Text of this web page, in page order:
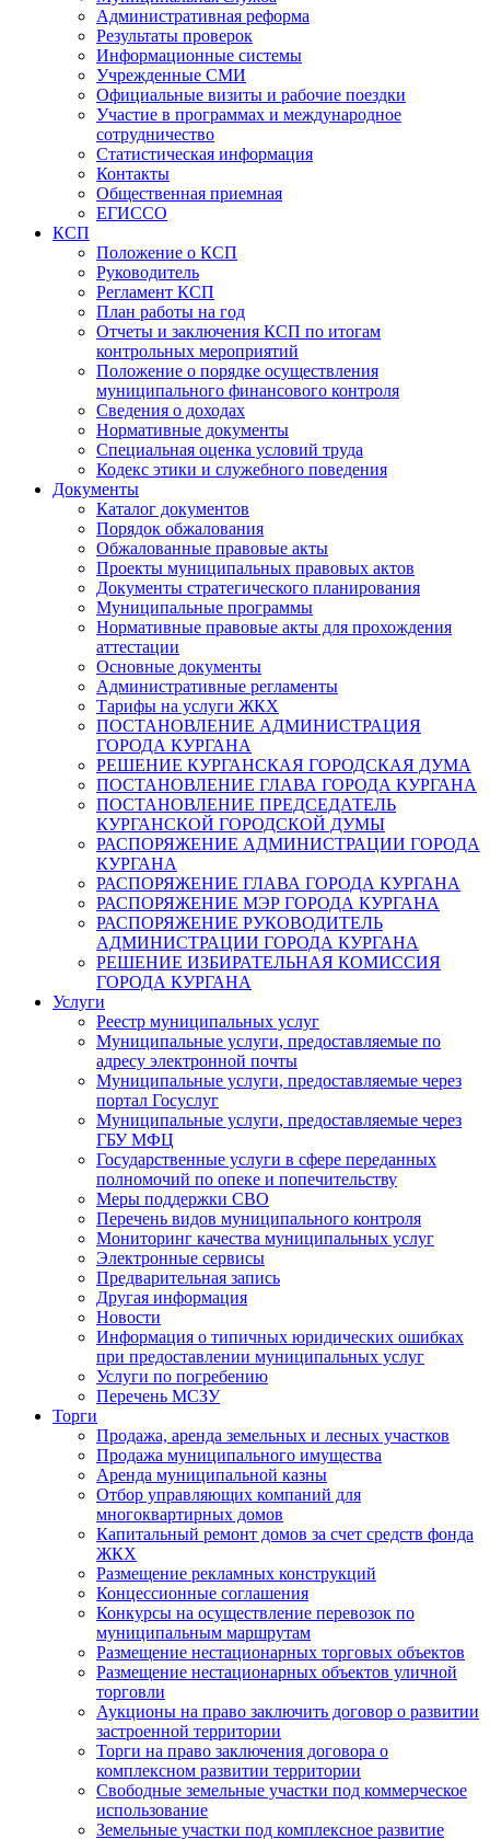
Административная реформа
Результаты проверок
Информационные системы
Учрежденные СМИ
Официальные визиты и рабочие поездки
Участие в программах и международное
сотрудничество
Статистическая информация
Контакты
Общественная приемная
ЕГИССО
КСП
Положение о КСП
Руководитель
Регламент КСП
План работы на год
Отчеты и заключения КСП по итогам
контрольных мероприятий
Положение о порядке осуществления
муниципального финансового контроля
Сведения о доходах
Нормативные документы
Специальная оценка условий труда
Кодекс этики и служебного поведения
Документы
Каталог документов
Порядок обжалования
Обжалованные правовые акты
Проекты муниципальных правовых актов
Документы стратегического планирования
Муниципальные программы
Нормативные правовые акты для прохождения
аттестации
Основные документы
Административные регламенты
Тарифы на услуги ЖКХ
ПОСТАНОВЛЕНИЕ АДМИНИСТРАЦИЯ
ГОРОДА КУРГАНА
РЕШЕНИЕ КУРГАНСКАЯ ГОРОДСКАЯ ДУМА
ПОСТАНОВЛЕНИЕ ГЛАВА ГОРОДА КУРГАНА
ПОСТАНОВЛЕНИЕ ПРЕДСЕДАТЕЛЬ
КУРГАНСКОЙ ГОРОДСКОЙ ДУМЫ
РАСПОРЯЖЕНИЕ АДМИНИСТРАЦИИ ГОРОДА
КУРГАНА
РАСПОРЯЖЕНИЕ ГЛАВА ГОРОДА КУРГАНА
РАСПОРЯЖЕНИЕ МЭР ГОРОДА КУРГАНА
РАСПОРЯЖЕНИЕ РУКОВОДИТЕЛЬ
АДМИНИСТРАЦИИ ГОРОДА КУРГАНА
РЕШЕНИЕ ИЗБИРАТЕЛЬНАЯ КОМИССИЯ
ГОРОДА КУРГАНА
Услуги
Реестр муниципальных услуг
Муниципальные услуги, предоставляемые по
адресу электронной почты
Муниципальные услуги, предоставляемые через
портал Госуслуг
Муниципальные услуги, предоставляемые через
ГБУ МФЦ
Государственные услуги в сфере переданных
полномочий по опеке и попечительству
Меры поддержки СВО
Перечень видов муниципального контроля
Мониторинг качества муниципальных услуг
Электронные сервисы
Предварительная запись
Другая информация
Новости
Информация о типичных юридических ошибках
при предоставлении муниципальных услуг
Услуги по погребению
Перечень МСЗУ
Торги
Продажа, аренда земельных и лесных участков
Продажа муниципального имущества
Аренда муниципальной казны
Отбор управляющих компаний для
многоквартирных домов
Капитальный ремонт домов за счет средств фонда
ЖКХ
Размещение рекламных конструкций
Концессионные соглашения
Конкурсы на осуществление перевозок по
муниципальным маршрутам
Размещение нестационарных торговых объектов
Размещение нестационарных объектов уличной
торговли
Аукционы на право заключить договор о развитии
застроенной территории
Торги на право заключения договора о
комплексном развитии территории
Свободные земельные участки под коммерческое
использование
Земельные участки под комплексное развитие